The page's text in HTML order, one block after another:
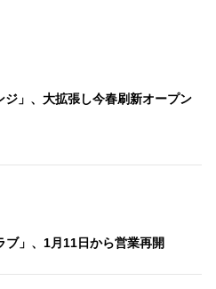
」、大拡張し今春刷新オープン
ブ」、1月11日から営業再開